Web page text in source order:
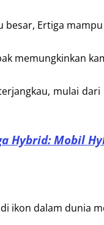
besar, Ertiga
memungkinkan
mulai
Hybrid: Mobil
ikon dalam dunia